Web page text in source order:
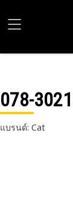
078-3021
แบรนด์: Cat